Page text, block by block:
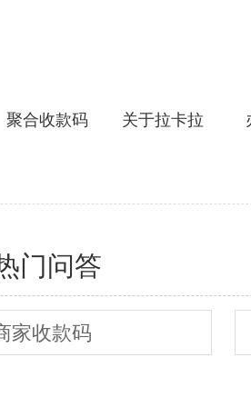
聚合收款码 关于拉卡拉
门问答
家收款码